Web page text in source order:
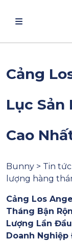
Cảng
Lục Sản
Cao
Bunny > Tin tức
lượng hàng
Cảng Los
Tháng Bận
Lượng Lần
Doanh